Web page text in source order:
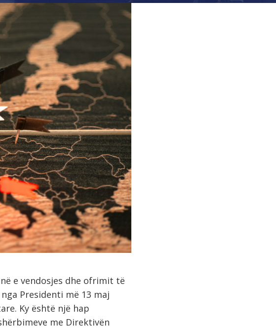
e vendosjes dhe ofrimit të
Presidenti më 13 maj
Ky është një hap
me Direktivën